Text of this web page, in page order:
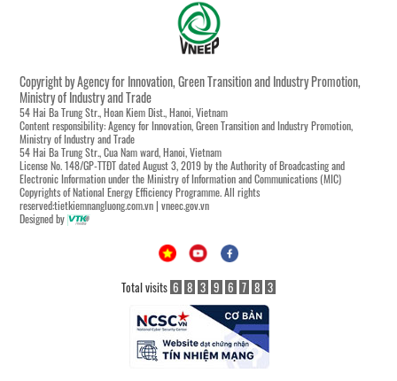
Copyright by Agency for Innovation, Green Transition and Industry Promotion,
Ministry of Industry and Trade
54 Hai Ba Trung Str., Hoan Kiem Dist., Hanoi, Vietnam
Content responsibility: Agency for Innovation, Green Transition and Industry Promotion,
Ministry of Industry and Trade
54 Hai Ba Trung Str., Cua Nam ward, Hanoi, Vietnam
License No. 148/GP-TTĐT dated August 3, 2019 by the Authority of Broadcasting and
Electronic Information under the Ministry of Information and Communications (MIC)
Copyrights of National Energy Efficiency Programme. All rights
reserved:tietkiemnangluong.com.vn | vneec.gov.vn
Designed by
Total visits 6 8 3 9 6 7 8 3